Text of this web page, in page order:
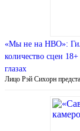
«Мы не на НВО»:
количество сцен
глазах
Лицо Рэй Сихорн